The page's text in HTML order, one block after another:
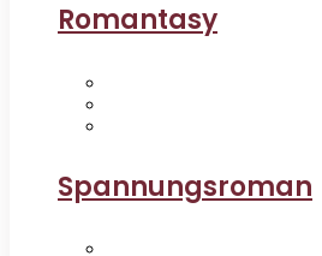
Romantasy
Spannungsroman